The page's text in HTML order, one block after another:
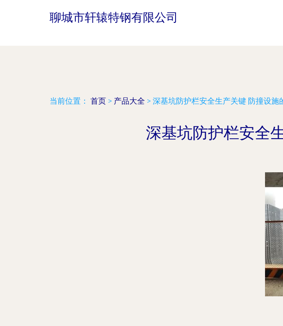
聊城市轩辕特钢有限公司
当前位置： 首页 > 产品大全 > 深基坑防护栏安全生产关键 防撞设施
深基坑防护栏安全